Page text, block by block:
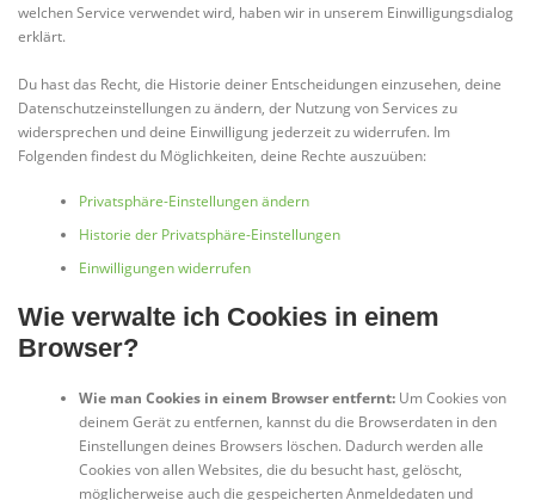
welchen Service verwendet wird, haben wir in unserem Einwilligungsdialog
erklärt.
Du hast das Recht, die Historie deiner Entscheidungen einzusehen, deine
Datenschutzeinstellungen zu ändern, der Nutzung von Services zu
widersprechen und deine Einwilligung jederzeit zu widerrufen. Im
Folgenden findest du Möglichkeiten, deine Rechte auszuüben:
Privatsphäre-Einstellungen ändern
Historie der Privatsphäre-Einstellungen
Einwilligungen widerrufen
Wie verwalte ich Cookies in einem
Browser?
Wie man Cookies in einem Browser entfernt:Um Cookies von
deinem Gerät zu entfernen, kannst du die Browserdaten in den
Einstellungen deines Browsers löschen. Dadurch werden alle
Cookies von allen Websites, die du besucht hast, gelöscht,
möglicherweise auch die gespeicherten Anmeldedaten und